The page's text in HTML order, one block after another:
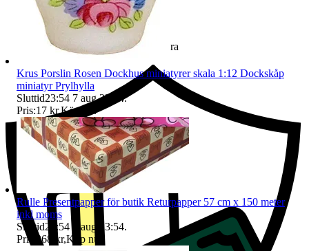
Ersättning om du inte får din vara
Krus Porslin Rosen Dockhus miniatyrer skala 1:12 Dockskåp
miniatyr Prylhylla
Sluttid23:54 7 aug 23:54.
Pris:17 kr,Köp nu .
Rulle Presentpapper för butik Returpapper 57 cm x 150 meter
inkl moms
Sluttid23:54 7 aug 23:54.
Pris:
268 kr,Köp nu